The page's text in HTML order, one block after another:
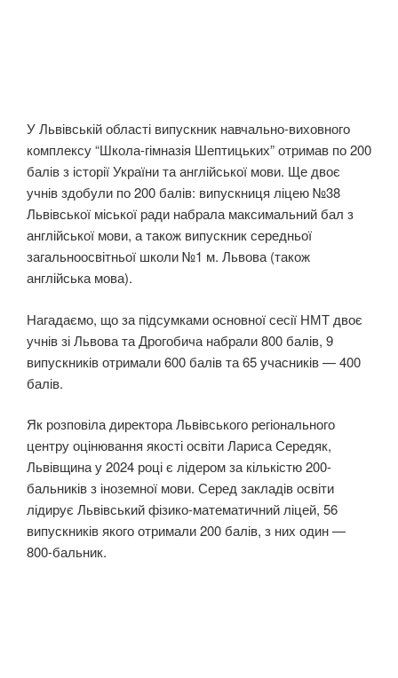
У Львівській області випускник навчально-виховного
комплексу “Школа-гімназія Шептицьких” отримав по 200
балів з історії України та англійської мови. Ще двоє
учнів здобули по 200 балів: випускниця ліцею №38
Львівської міської ради набрала максимальний бал з
англійської мови, а також випускник середньої
загальноосвітньої школи №1 м. Львова (також
англійська мова).
Нагадаємо, що за підсумками основної сесії НМТ двоє
учнів зі Львова та Дрогобича набрали 800 балів, 9
випускників отримали 600 балів та 65 учасників — 400
балів.
Як розповіла директора Львівського регіонального
центру оцінювання якості освіти Лариса Середяк,
Львівщина у 2024 році є лідером за кількістю 200-
бальників з іноземної мови. Серед закладів освіти
лідирує Львівський фізико-математичний ліцей, 56
випускників якого отримали 200 балів, з них один —
800-бальник.